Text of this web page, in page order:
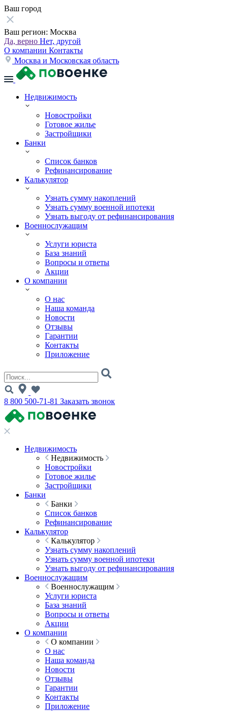
Ваш город
Ваш регион: Москва
Да, верно Нет, другой
О компании Контакты
Москва и Московская область
Недвижимость
Новостройки
Готовое жилье
Застройщики
Банки
Список банков
Рефинансирование
Калькулятор
Узнать сумму накоплений
Узнать сумму военной ипотеки
Узнать выгоду от рефинансирования
Военнослужащим
Услуги юриста
База знаний
Вопросы и ответы
Акции
О компании
О нас
Наша команда
Новости
Отзывы
Гарантии
Контакты
Приложение
8 800 500-71-81 Заказать звонок
Недвижимость
Недвижимость
Новостройки
Готовое жилье
Застройщики
Банки
Банки
Список банков
Рефинансирование
Калькулятор
Калькулятор
Узнать сумму накоплений
Узнать сумму военной ипотеки
Узнать выгоду от рефинансирования
Военнослужащим
Военнослужащим
Услуги юриста
База знаний
Вопросы и ответы
Акции
О компании
О компании
О нас
Наша команда
Новости
Отзывы
Гарантии
Контакты
Приложение